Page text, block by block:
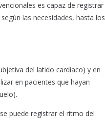
es capaz de registrar
las necesidades, hasta los
del latido cardiaco) y en
en pacientes que hayan
puede registrar el ritmo del